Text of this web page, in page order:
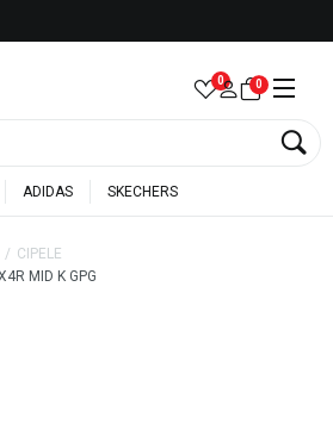
0 0
ADIDAS SKECHERS
CIPELE
MID K GPG